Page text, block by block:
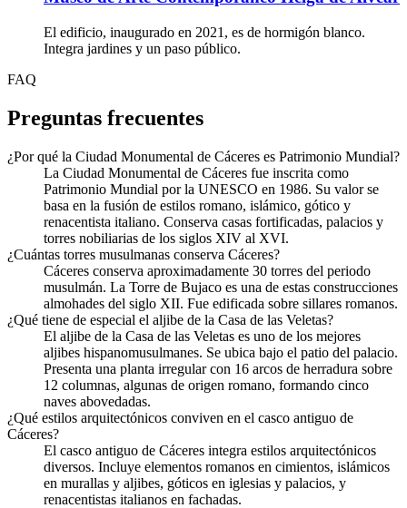
El edificio, inaugurado en 2021, es de hormigón blanco.
Integra jardines y un paso público.
FAQ
Preguntas frecuentes
¿Por qué la Ciudad Monumental de Cáceres es Patrimonio Mundial?
La Ciudad Monumental de Cáceres fue inscrita como
Patrimonio Mundial por la UNESCO en 1986. Su valor se
basa en la fusión de estilos romano, islámico, gótico y
renacentista italiano. Conserva casas fortificadas, palacios y
torres nobiliarias de los siglos XIV al XVI.
¿Cuántas torres musulmanas conserva Cáceres?
Cáceres conserva aproximadamente 30 torres del periodo
musulmán. La Torre de Bujaco es una de estas construcciones
almohades del siglo XII. Fue edificada sobre sillares romanos.
¿Qué tiene de especial el aljibe de la Casa de las Veletas?
El aljibe de la Casa de las Veletas es uno de los mejores
aljibes hispanomusulmanes. Se ubica bajo el patio del palacio.
Presenta una planta irregular con 16 arcos de herradura sobre
12 columnas, algunas de origen romano, formando cinco
naves abovedadas.
¿Qué estilos arquitectónicos conviven en el casco antiguo de
Cáceres?
El casco antiguo de Cáceres integra estilos arquitectónicos
diversos. Incluye elementos romanos en cimientos, islámicos
en murallas y aljibes, góticos en iglesias y palacios, y
renacentistas italianos en fachadas.